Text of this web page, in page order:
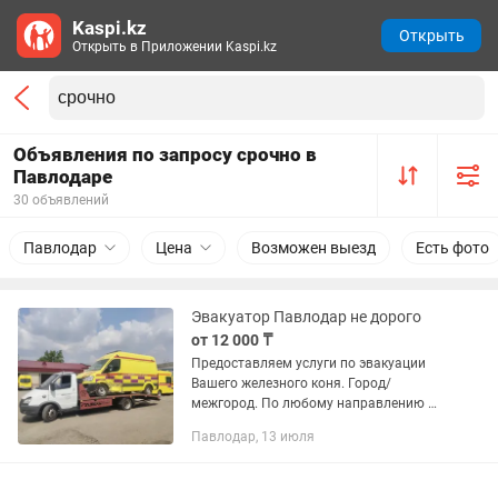
Объявления по запросу срочно в
Павлодаре
30 объявлений
Павлодар Цена Возможен выезд Есть фото
Эвакуатор Павлодар не дорого
от 12 000 ₸
Предоставляем услуги по эвакуации
Вашего железного коня. Город/
межгород. По любому направлению Р
Павлодар, 13 июля
Kaspi.kz
Открыть в Приложении Kaspi.kz
Открыть